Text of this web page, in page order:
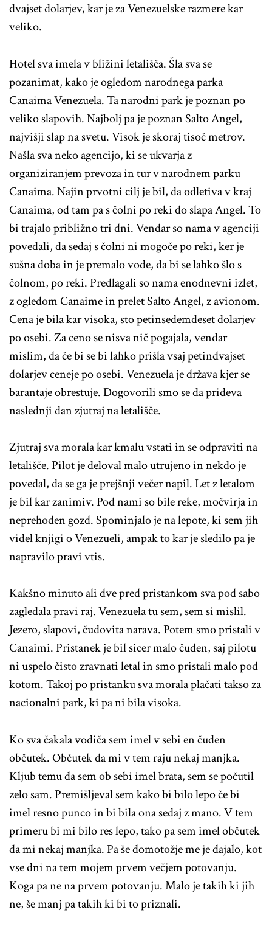
dvajset dolarjev, kar je za Venezuelske razmere kar
veliko.
Hotel sva imela v bližini letališča. Šla sva se
pozanimat, kako je ogledom narodnega parka
Canaima Venezuela. Ta narodni park je poznan po
veliko slapovih. Najbolj pa je poznan Salto Angel,
najvišji slap na svetu. Visok je skoraj tisoč metrov.
Našla sva neko agencijo, ki se ukvarja z
organiziranjem prevoza in tur v narodnem parku
Canaima. Najin prvotni cilj je bil, da odletiva v kraj
Canaima, od tam pa s čolni po reki do slapa Angel. To
bi trajalo približno tri dni. Vendar so nama v agenciji
povedali, da sedaj s čolni ni mogoče po reki, ker je
sušna doba in je premalo vode, da bi se lahko šlo s
čolnom, po reki. Predlagali so nama enodnevni izlet,
z ogledom Canaime in prelet Salto Angel, z avionom.
Cena je bila kar visoka, sto petinsedemdeset dolarjev
po osebi. Za ceno se nisva nič pogajala, vendar
mislim, da če bi se bi lahko prišla vsaj petindvajset
dolarjev ceneje po osebi. Venezuela je država kjer se
barantaje obrestuje. Dogovorili smo se da prideva
naslednji dan zjutraj na letališče.
Zjutraj sva morala kar kmalu vstati in se odpraviti na
letališče. Pilot je deloval malo utrujeno in nekdo je
povedal, da se ga je prejšnji večer napil. Let z letalom
je bil kar zanimiv. Pod nami so bile reke, močvirja in
neprehoden gozd. Spominjalo je na lepote, ki sem jih
videl knjigi o Venezueli, ampak to kar je sledilo pa je
napravilo pravi vtis.
Kakšno minuto ali dve pred pristankom sva pod sabo
zagledala pravi raj. Venezuela tu sem, sem si mislil.
Jezero, slapovi, čudovita narava. Potem smo pristali v
Canaimi. Pristanek je bil sicer malo čuden, saj pilotu
ni uspelo čisto zravnati letal in smo pristali malo pod
kotom. Takoj po pristanku sva morala plačati takso za
nacionalni park, ki pa ni bila visoka.
Ko sva čakala vodiča sem imel v sebi en čuden
občutek. Občutek da mi v tem raju nekaj manjka.
Kljub temu da sem ob sebi imel brata, sem se počutil
zelo sam. Premišljeval sem kako bi bilo lepo če bi
imel resno punco in bi bila ona sedaj z mano. V tem
primeru bi mi bilo res lepo, tako pa sem imel občutek
da mi nekaj manjka. Pa še domotožje me je dajalo, kot
vse dni na tem mojem prvem večjem potovanju.
Koga pa ne na prvem potovanju. Malo je takih ki jih
ne, še manj pa takih ki bi to priznali.